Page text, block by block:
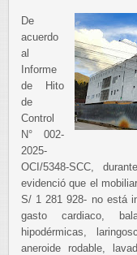
De
acuerdo
al
Informe
de Hito
de
Control
N° 002-
2025-
OCI/5348-SCC,
evidenció que el
S/ 1 281 928- no está
gasto cardiaco,
hipodérmicas,
aneroide rodable,